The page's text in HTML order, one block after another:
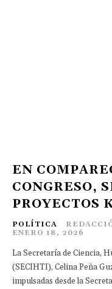
EN
CONGRESO,
PROYECTOS
POLÍTICA
ENERO 18, 2026
La Secretaría de Ciencia,
(SECIHTI), Celina Peña
impulsadas desde la